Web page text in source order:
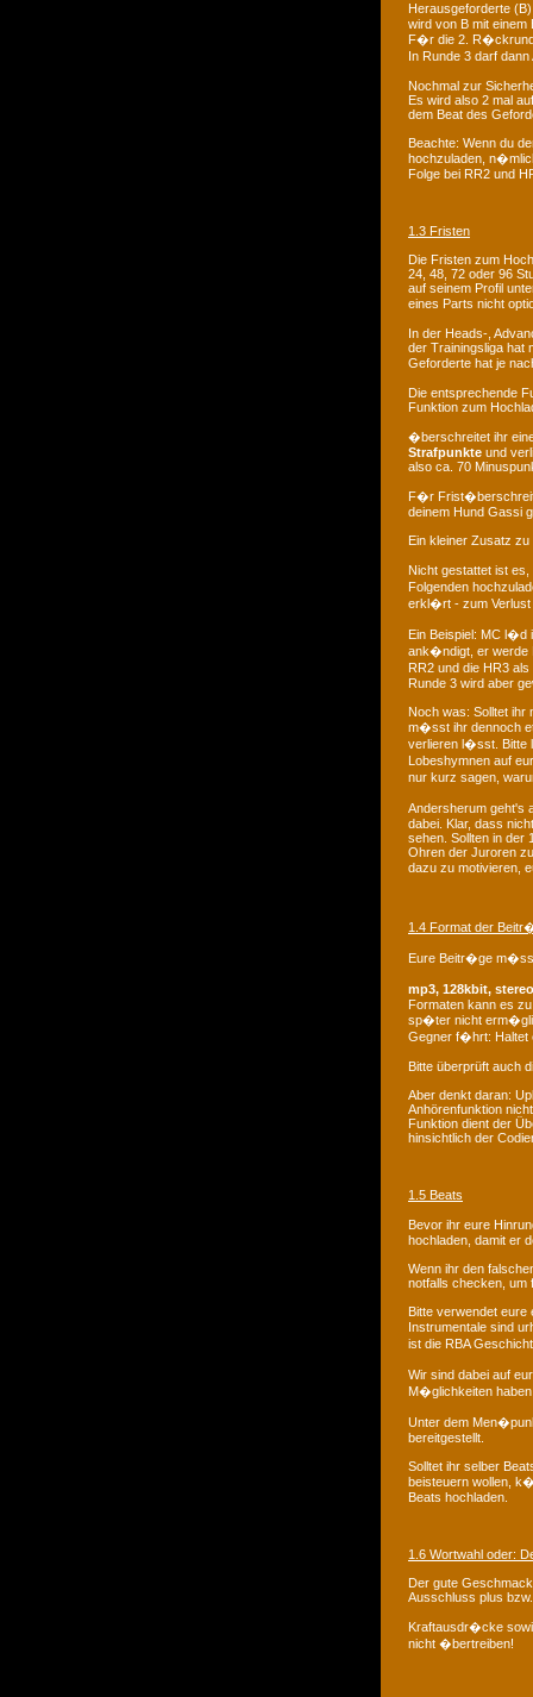
Herausgeforderte
wird von B mit einem
F�r die 2.
In Runde 3 darf
Nochmal zur
Es wird also 2 mal
dem Beat des
Beachte: Wenn du
hochzuladen,
Folge bei RR2 und
1.3 Fristen
Die Fristen zum
24, 48, 72 oder 96
auf seinem Profil
eines Parts nicht
In der Heads-,
der Trainingsliga hat
Geforderte hat je
Die entsprechende
Funktion zum
�berschreitet ihr
Strafpunkte und
also ca. 70
F�r
deinem Hund Gassi
Ein kleiner Zusatz
Nicht gestattet ist
Folgenden
erkl�rt - zum Verlust
Ein Beispiel: MC l�d
ank�ndigt, er werde
RR2 und die HR3
Runde 3 wird aber
Noch was: Solltet ihr
m�sst ihr dennoch
verlieren l�sst. Bitte
Lobeshymnen auf
nur kurz sagen,
Andersherum geht's
dabei. Klar, dass
sehen. Sollten in der
Ohren der Juroren
dazu zu motivieren,
1.4 Format der
Eure Beitr�ge
mp3, 128kbit, stereo
Formaten kann es
sp�ter nicht
Gegner f�hrt: Haltet
Bitte überprüft auch
Aber denkt daran:
Anhörenfunktion
Funktion dient der
hinsichtlich der
1.5 Beats
Bevor ihr eure
hochladen, damit er
Wenn ihr den
notfalls checken, um
Bitte verwendet eure
Instrumentale sind
ist die RBA
Wir sind dabei auf
M�glichkeiten
Unter dem
bereitgestellt.
Solltet ihr selber
beisteuern wollen,
Beats hochladen.
1.6 Wortwahl oder:
Der gute
Ausschluss plus
Kraftausdr�cke
nicht �bertreiben!